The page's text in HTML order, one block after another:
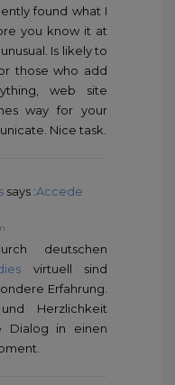
found what I
you know it at
Is likely to
those who add
web site
way for your
Nice task.
says :Accede
deutschen
virtuell sind
Erfahrung.
Herzlichkeit
Dialog in einen